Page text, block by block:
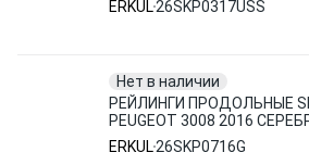
ERKUL26SKP0317USS
Нет в наличии
РЕЙЛИНГИ ПРОДОЛЬНЫЕ
PEUGEOT 3008 2016
ERKUL
ERKUL26SKP0716G